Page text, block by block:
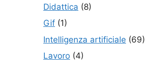
Didattica (8)
Gif (1)
Intelligenza artificiale (69)
Lavoro (4)